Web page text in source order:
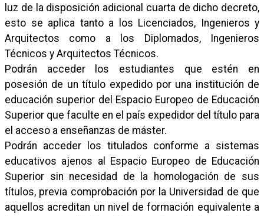
luz de la disposición adicional cuarta de dicho decreto,
esto se aplica tanto a los Licenciados, Ingenieros y
Arquitectos como a los Diplomados, Ingenieros
Técnicos y Arquitectos Técnicos.
Podrán acceder los estudiantes que estén en
posesión de un título expedido por una institución de
educación superior del Espacio Europeo de Educación
Superior que faculte en el país expedidor del título para
el acceso a enseñanzas de máster.
Podrán acceder los titulados conforme a sistemas
educativos ajenos al Espacio Europeo de Educación
Superior sin necesidad de la homologación de sus
títulos, previa comprobación por la Universidad de que
aquellos acreditan un nivel de formación equivalente a